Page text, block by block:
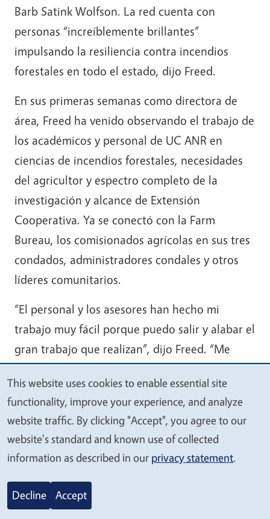
Barb Satink Wolfson. La red cuenta con
personas “increíblemente brillantes”
impulsando la resiliencia contra incendios
forestales en todo el estado, dijo Freed.
En sus primeras semanas como directora de
área, Freed ha venido observando el trabajo de
los académicos y personal de UC ANR en
ciencias de incendios forestales, necesidades
del agricultor y espectro completo de la
investigación y alcance de Extensión
Cooperativa. Ya se conectó con la Farm
Bureau, los comisionados agrícolas en sus tres
condados, administradores condales y otros
líderes comunitarios.
“El personal y los asesores han hecho mi
trabajo muy fácil porque puedo salir y alabar el
gran trabajo que realizan”, dijo Freed. “Me
siento muy afortunada; soy la principal porrista
de Extensión Cooperativa de UC en la Costa
Central y estoy feliz de facilitar el éxito de
nuestro personal y asesores y proveer apoyo y
motivación positiva y continua”.
es asegurarse que sus equipos cuentan con
We
value
your
privacy
This website uses cookies to enable essential site
functionality, improve your experience, and analyze
website traffic. By clicking "Accept", you agree to our
website's standard and known use of collected
information as described in our privacy statement.
Decline Accept